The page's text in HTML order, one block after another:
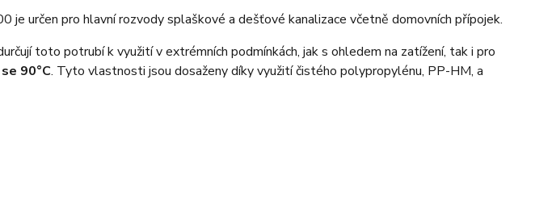
je určen pro hlavní rozvody splaškové a dešťové kanalizace včetně domovních přípojek.
toto potrubí k využití v extrémních podmínkách, jak s ohledem na zatížení, tak i pro
90°C. Tyto vlastnosti jsou dosaženy díky využití čistého polypropylénu, PP-HM, a